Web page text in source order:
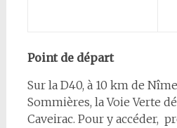
Point de départ
Sur la D40, à 10 km de
Sommières, la Voie Verte
Caveirac. Pour y accéder,